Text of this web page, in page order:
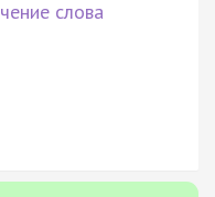
слова